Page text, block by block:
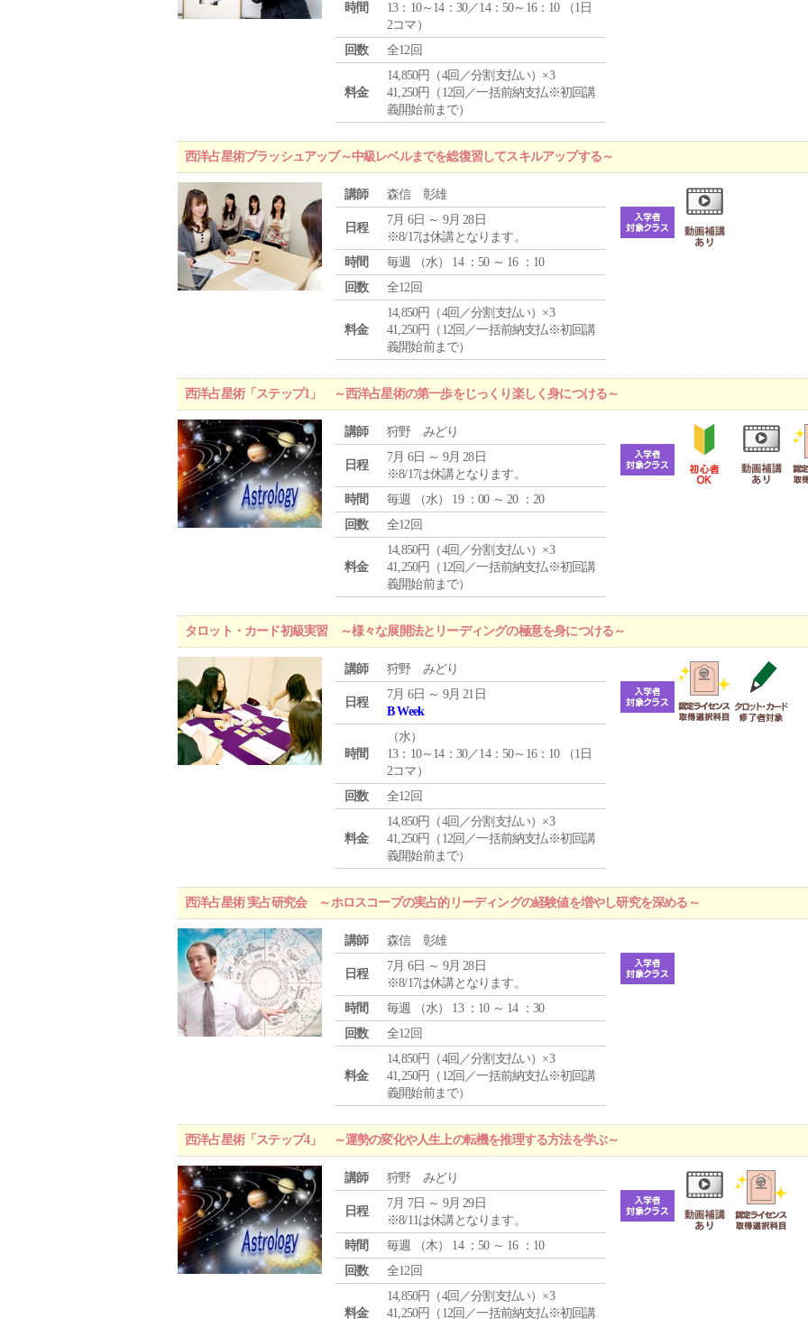
時間
13：10～14：30／14：50～16：10 （1日
2コマ）
回数
全12回
料金
14,850円（4回／分割支払い）×3
41,250円（12回／一括前納支払※初回講
義開始前まで）
西洋占星術ブラッシュアップ～中級レベルまでを総復習してスキルアップする～
講師 森信 彰雄
日程
7月 6日 ～ 9月 28日
※8/17は休講となります。
時間
毎週 （水） 14 ：50 ～ 16 ：10
回数
全12回
料金
14,850円（4回／分割支払い）×3
41,250円（12回／一括前納支払※初回講
義開始前まで）
西洋占星術「ステップ1」 ～西洋占星術の第一歩をじっくり楽しく身につける～
講師 狩野 みどり
日程
7月 6日 ～ 9月 28日
※8/17は休講となります。
時間
毎週 （水） 19 ：00 ～ 20 ：20
回数
全12回
料金
14,850円（4回／分割支払い）×3
41,250円（12回／一括前納支払※初回講
義開始前まで）
タロット・カード初級実習 ～様々な展開法とリーディングの極意を身につける～
講師 狩野 みどり
日程
7月 6日 ～ 9月 21日
B Week
時間
（水）
13：10～14：30／14：50～16：10 （1日
2コマ）
回数
全12回
料金
14,850円（4回／分割支払い）×3
41,250円（12回／一括前納支払※初回講
義開始前まで）
西洋占星術 実占研究会 ～ホロスコープの実占的リーディングの経験値を増やし研究を深める～
講師 森信 彰雄
日程
7月 6日 ～ 9月 28日
※8/17は休講となります。
時間
毎週 （水） 13 ：10 ～ 14 ：30
回数
全12回
料金
14,850円（4回／分割支払い）×3
41,250円（12回／一括前納支払※初回講
義開始前まで）
西洋占星術「ステップ4」 ～運勢の変化や人生上の転機を推理する方法を学ぶ～
講師 狩野 みどり
日程
7月 7日 ～ 9月 29日
※8/11は休講となります。
時間
毎週 （木） 14 ：50 ～ 16 ：10
回数
全12回
料金
14,850円（4回／分割支払い）×3
41,250円（12回／一括前納支払※初回講